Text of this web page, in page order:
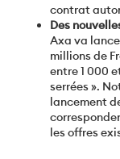
contrat
Des
Axa va
millions de
entre 1 000
serrées ».
lancement
les offres